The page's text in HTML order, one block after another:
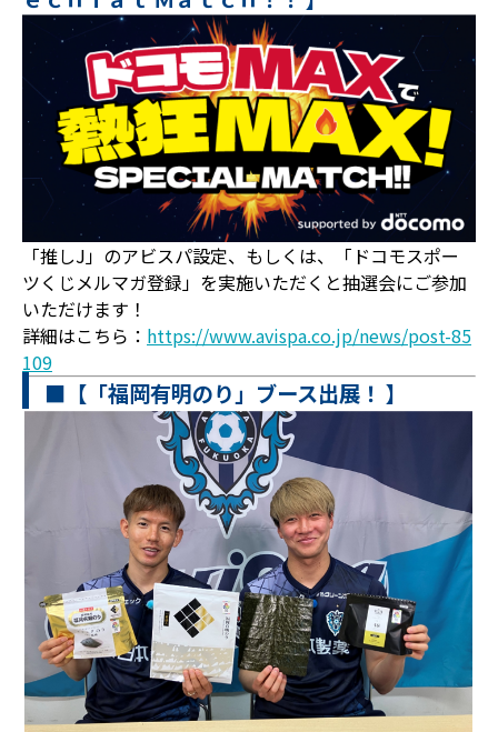
「推しJ」のアビスパ設定、もしくは、「ドコモスポー
ツくじメルマガ登録」を実施いただくと抽選会にご参加
いただけます！
詳細はこちら： https://www.avispa.co.jp/news/post-85
109
■【「福岡有明のり」ブース出展！ 】